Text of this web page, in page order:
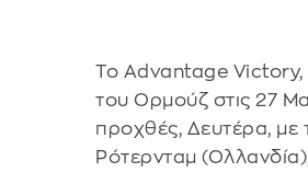
Το Advantage Victory,
του Ορμούζ στις 27
προχθές, Δευτέρα, με
Ρότερνταμ